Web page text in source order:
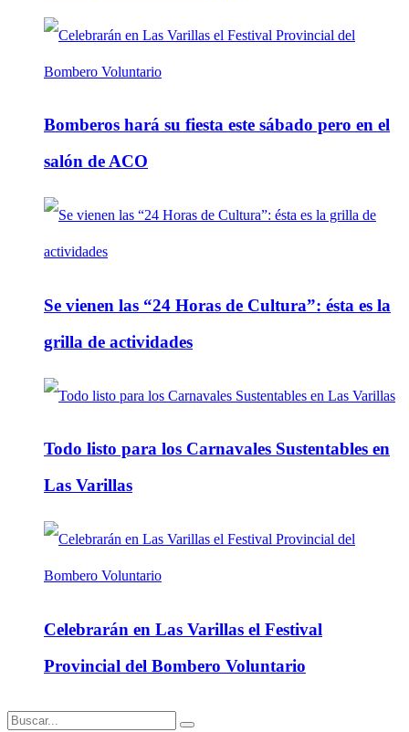
Bomberos hará su fiesta este sábado pero en el
salón de ACO
Se vienen las “24 Horas de Cultura”: ésta es la
grilla de actividades
Todo listo para los Carnavales Sustentables en
Las Varillas
Celebrarán en Las Varillas el Festival
Provincial del Bombero Voluntario